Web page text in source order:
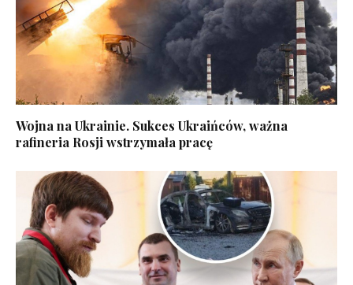
Wojna na Ukrainie. Sukces Ukraińców, ważna
rafineria Rosji wstrzymała pracę